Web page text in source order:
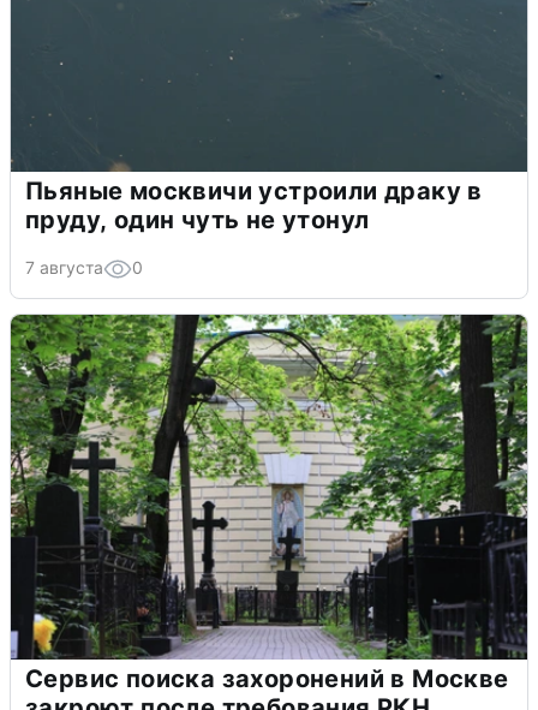
Пьяные москвичи устроили драку в
пруду, один чуть не утонул
7 августа 0
Сервис поиска захоронений в Москве